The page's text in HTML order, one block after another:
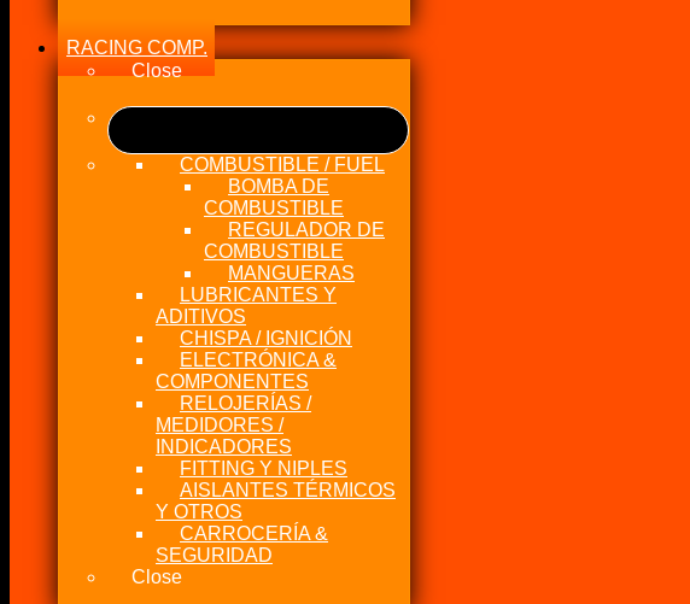
RACING COMP.
Close
COMBUSTIBLE / FUEL
BOMBA DE
COMBUSTIBLE
REGULADOR DE
COMBUSTIBLE
MANGUERAS
LUBRICANTES Y
ADITIVOS
CHISPA / IGNICIÓN
ELECTRÓNICA &
COMPONENTES
RELOJERÍAS /
MEDIDORES /
INDICADORES
FITTING Y NIPLES
AISLANTES TÉRMICOS
Y OTROS
CARROCERÍA &
SEGURIDAD
Close